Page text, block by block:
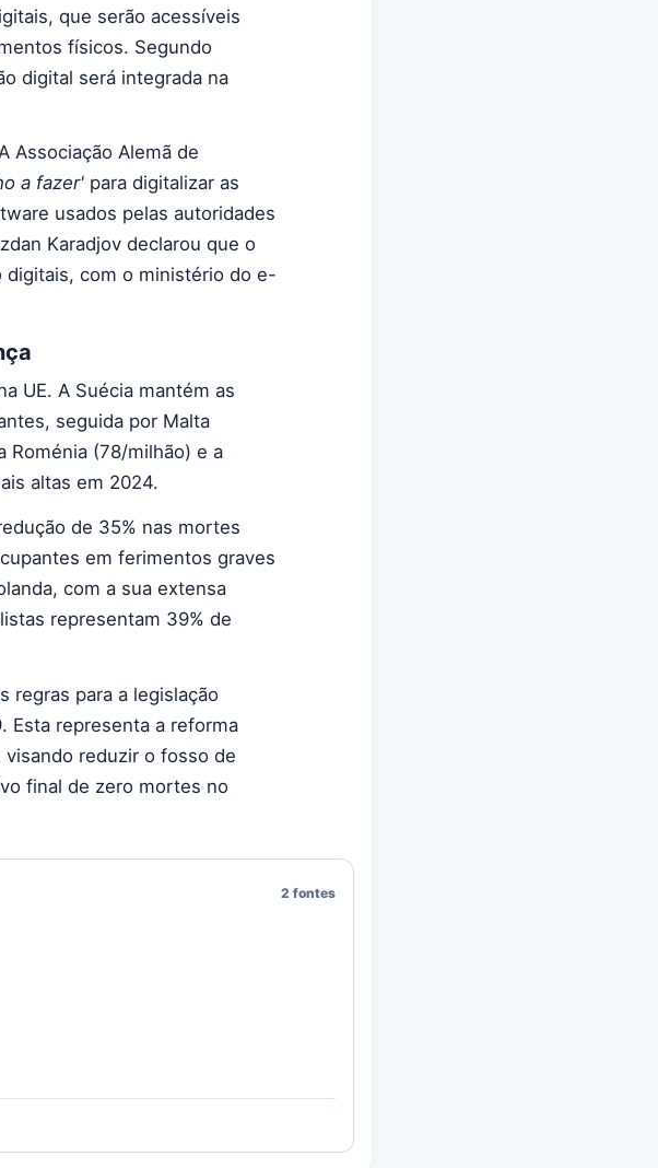
que serão acessíveis
físicos. Segundo
digital será integrada na
Associação Alemã de
a fazer' para digitalizar as
usados pelas autoridades
Karadjov declarou que o
digitais, com o ministério do e-
UE. A Suécia mantém as
seguida por Malta
Roménia (78/milhão) e a
altas em 2024.
de 35% nas mortes
em ferimentos graves
com a sua extensa
representam 39% de
regras para a legislação
Esta representa a reforma
visando reduzir o fosso de
final de zero mortes no
2 fontes